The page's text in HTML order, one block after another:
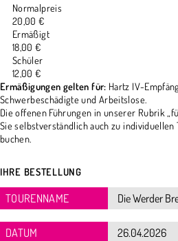
Normalpreis
20,00 €
Ermäßigt
18,00 €
Schüler
12,00 €
Ermäßigungen gelten für: Hartz IV-
Schwerbeschädigte und Arbeitslose.
Die offenen Führungen in unserer Rubrik
Sie selbstverständlich auch zu
buchen.
IHRE BESTELLUNG
TOURENNAME
DATUM